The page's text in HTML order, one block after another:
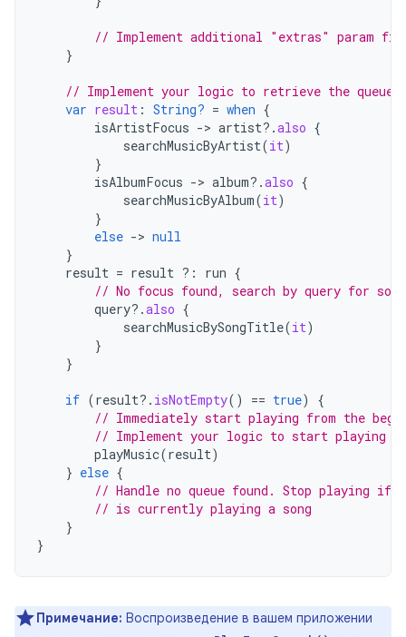
// Implement additional "extras" param
}
// Implement your logic to retrieve the queue
var result : String? = when {
isArtistFocus -> artist?.also {
searchMusicByArtist(it)
}
isAlbumFocus -> album?.also {
searchMusicByAlbum(it)
}
else -> null
}
result = result ?: run {
// No focus found, search by query for
query?.also {
searchMusicBySongTitle(it)
}
}
if (result?. isNotEmpty() == true)
{
// Immediately start playing from the
// Implement your logic to start playing
playMusic(result)
} else {
// Handle no queue found. Stop playing if
// is currently playing a song
}
}
Примечание: Воспроизведение в вашем приложении